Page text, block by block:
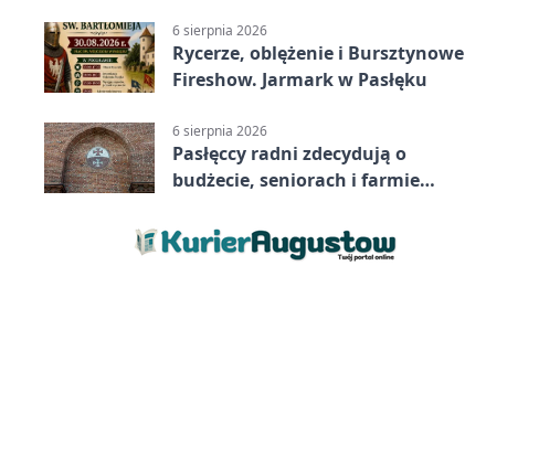
6 sierpnia 2026
Rycerze, oblężenie i Bursztynowe
Fireshow. Jarmark w Pasłęku
6 sierpnia 2026
Pasłęccy radni zdecydują o
budżecie, seniorach i farmie